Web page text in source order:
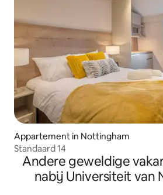
Appartement in Nottingham
Standaard 14
Andere geweldige
nabij Universiteit van